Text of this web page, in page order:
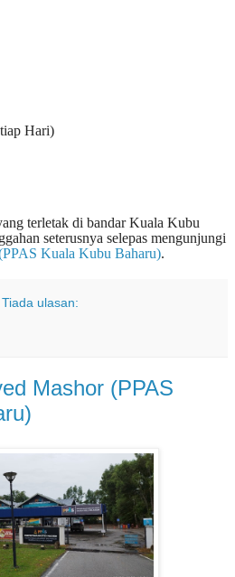
Hari)
terletak di bandar Kuala Kubu
seterusnya selepas mengunjungi
Kuala Kubu Baharu).
Tiada ulasan:
Mashor (PPAS